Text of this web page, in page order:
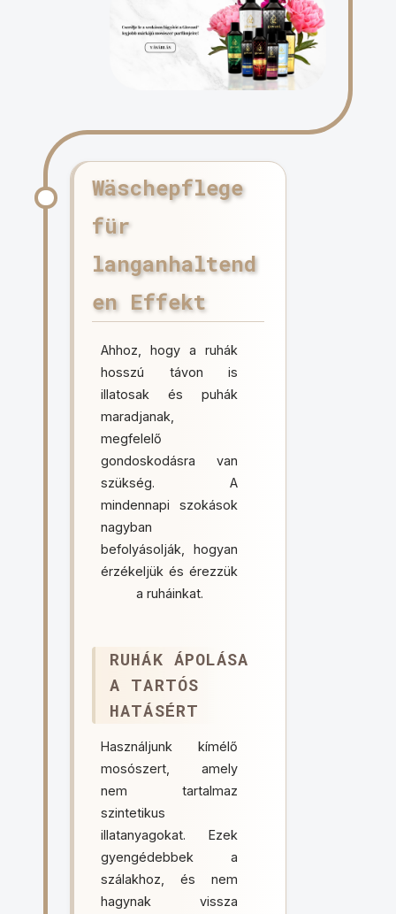
Wäschepflege
für
langanhaltend
en Effekt
Ahhoz, hogy a ruhák
hosszú távon is
illatosak és puhák
maradjanak,
megfelelő
gondoskodásra van
szükség. A
mindennapi szokások
nagyban
befolyásolják, hogyan
érzékeljük és érezzük
a ruháinkat.
RUHÁK ÁPOLÁSA
A TARTÓS
HATÁSÉRT
Használjunk kímélő
mosószert, amely
nem tartalmaz
szintetikus
illatanyagokat. Ezek
gyengédebbek a
szálakhoz, és nem
hagynak vissza